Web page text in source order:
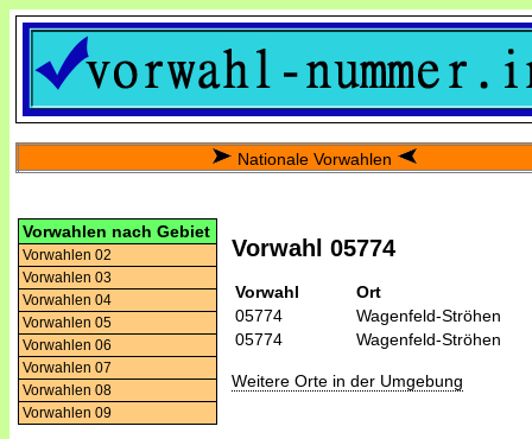
Nationale Vorwahlen
Vorwahlen nach Gebiet
Vorwahlen 02
Vorwahlen 03
Vorwahlen 04
Vorwahlen 05
Vorwahlen 06
Vorwahlen 07
Vorwahlen 08
Vorwahlen 09
Vorwahl 05774
Vorwahl
Ort
05774
Wagenfeld-Ströhen
05774
Wagenfeld-Ströhen
Weitere Orte in der Umgebung